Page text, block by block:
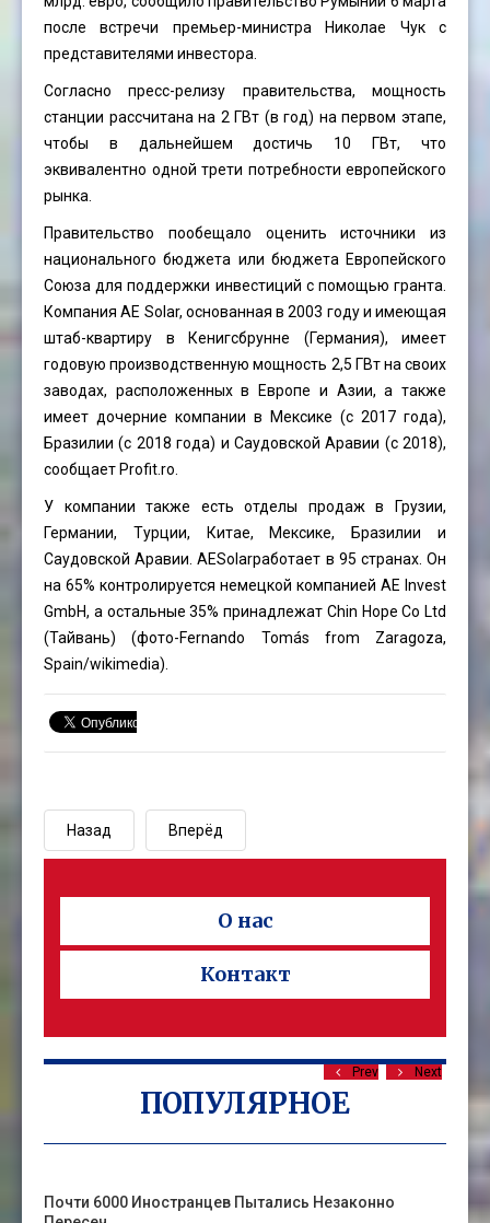
после встречи премьер-министра Николае Чук c
представителями инвестора.
Согласно пресс-релизу правительства, мощность
станции рассчитана на 2 ГВт (в год) на первом этапе,
чтобы в дальнейшем достичь 10 ГВт, что
эквивалентно одной трети потребности европейского
рынка.
Правительство пообещало оценить источники из
национального бюджета или бюджета Европейского
Союза для поддержки инвестиций с помощью гранта.
Компания AE Solar, основанная в 2003 году и имеющая
штаб-квартиру в Кенигсбрунне (Германия), имеет
годовую производственную мощность 2,5 ГВт на своих
заводах, расположенных в Европе и Азии, а также
имеет дочерние компании в Мексике (с 2017 года),
Бразилии (с 2018 года) и Саудовской Аравии (с 2018),
сообщает Profit.ro.
У компании также есть отделы продаж в Грузии,
Германии, Турции, Китае, Мексике, Бразилии и
Саудовской Аравии. AESolarработает в 95 странах. Он
на 65% контролируется немецкой компанией AE Invest
GmbH, а остальные 35% принадлежат Chin Hope Co Ltd
(Тайвань) (фото-Fernando Tomás from Zaragoza,
Spain/wikimedia).
Назад Вперёд
О нас
Контакт
ПОПУЛЯРНОЕ
Prev Next
Почти 6000 Иностранцев Пытались Незаконно